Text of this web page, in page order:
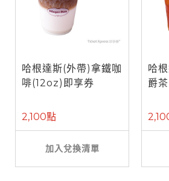
哈根達斯(外帶)拿鐵咖
啡(12oz)即享券
2,100點
加入兌換清單
哈
爵